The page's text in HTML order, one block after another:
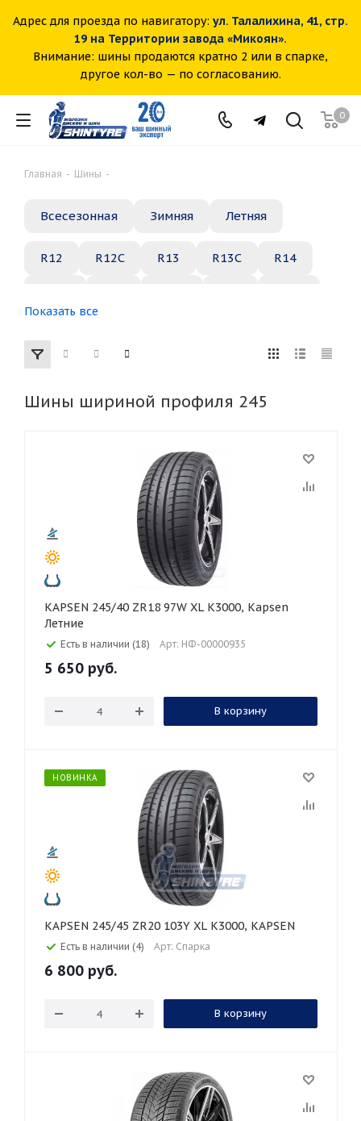
Адрес для проезда по навигатору: ул. Талалихина, 41, стр.
19 на Территории завода «Микоян».
Внимание: шины продаются кратно 2 или в спарке,
другое кол-во — по согласованию.
0
Главная - Шины -
Всесезонная Зимняя Летняя
R12 R12C R13 R13C R14
R22
155 165 185 195 205
295 305
30 40 45
55 70
Показать все
Шины шириной профиля 245
KAPSEN 245/40 ZR18 97W XL K3000, Kapsen
Летние
Есть в наличии (18) Арт: НФ-00000935
5 650 руб.
В корзину
НОВИНКА
KAPSEN 245/45 ZR20 103Y XL K3000, KAPSEN
Есть в наличии (4) Арт: Спарка
6 800 руб.
В корзину